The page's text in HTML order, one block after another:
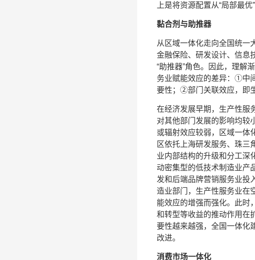
上是将资源配置从“局部最优
黏合剂与助推器
从区域一体化走向全国统一
金融保险、研发设计、信息
“助推器”角色。因此，理解
务业赋能效应的差异：①中
要性；②部门关联效应，即
在经济发展早期，生产性服
对其他部门发展的影响均较
或辐射效应较弱，区域一体
区依托上海研发服务、珠三
业内部结构的升级和分工深
动密集型的低技术制造业产
发和后端品牌营销服务业投
造业部门，生产性服务业在
能效应的增强而强化。此时
和转型等收益的推动作用在
要性越来越强，全国一体化
改进。
消费市场一体化